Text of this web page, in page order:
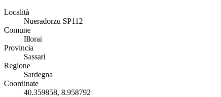
Località
Nueradorzu SP112
Comune
Illorai
Provincia
Sassari
Regione
Sardegna
Coordinate
40.359858, 8.958792